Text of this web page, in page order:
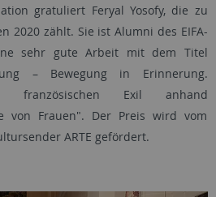
gratuliert Feryal Yosofy, die zu
2020 zählt. Sie ist Alumni des EIFA-
sehr gute Arbeit mit dem Titel
– Bewegung in Erinnerung.
französischen Exil anhand
von Frauen". Der Preis wird vom
ARTE gefördert.